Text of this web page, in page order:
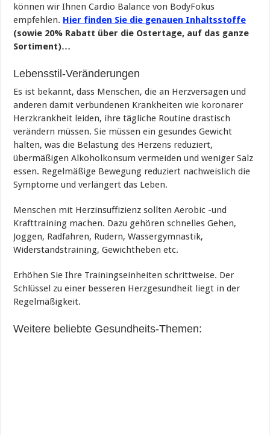
können wir Ihnen Cardio Balance von BodyFokus
empfehlen. Hier finden Sie die genauen Inhaltsstoffe
(sowie 20% Rabatt über die Ostertage, auf das ganze
Sortiment)…
Lebensstil-Veränderungen
Es ist bekannt, dass Menschen, die an Herzversagen und
anderen damit verbundenen Krankheiten wie koronarer
Herzkrankheit leiden, ihre tägliche Routine drastisch
verändern müssen. Sie müssen ein gesundes Gewicht
halten, was die Belastung des Herzens reduziert,
übermäßigen Alkoholkonsum vermeiden und weniger Salz
essen. Regelmäßige Bewegung reduziert nachweislich die
Symptome und verlängert das Leben.
Menschen mit Herzinsuffizienz sollten Aerobic -und
Krafttraining machen. Dazu gehören schnelles Gehen,
Joggen, Radfahren, Rudern, Wassergymnastik,
Widerstandstraining, Gewichtheben etc.
Erhöhen Sie Ihre Trainingseinheiten schrittweise. Der
Schlüssel zu einer besseren Herzgesundheit liegt in der
Regelmäßigkeit.
Weitere beliebte Gesundheits-Themen: